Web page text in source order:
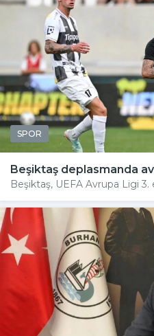
SPOR
Beşiktaş deplasmanda
Beşiktaş, UEFA Avrupa Ligi 3.